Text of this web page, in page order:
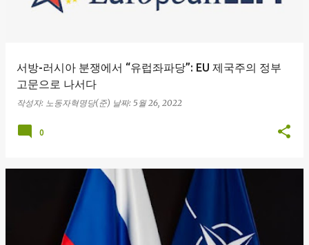
서방-러시아 분쟁에서 “유럽좌파당”: EU 제국주의 정부
고문으로 나서다
작성자: 노동자혁명당(준) 날짜: 5월 26, 2022
0